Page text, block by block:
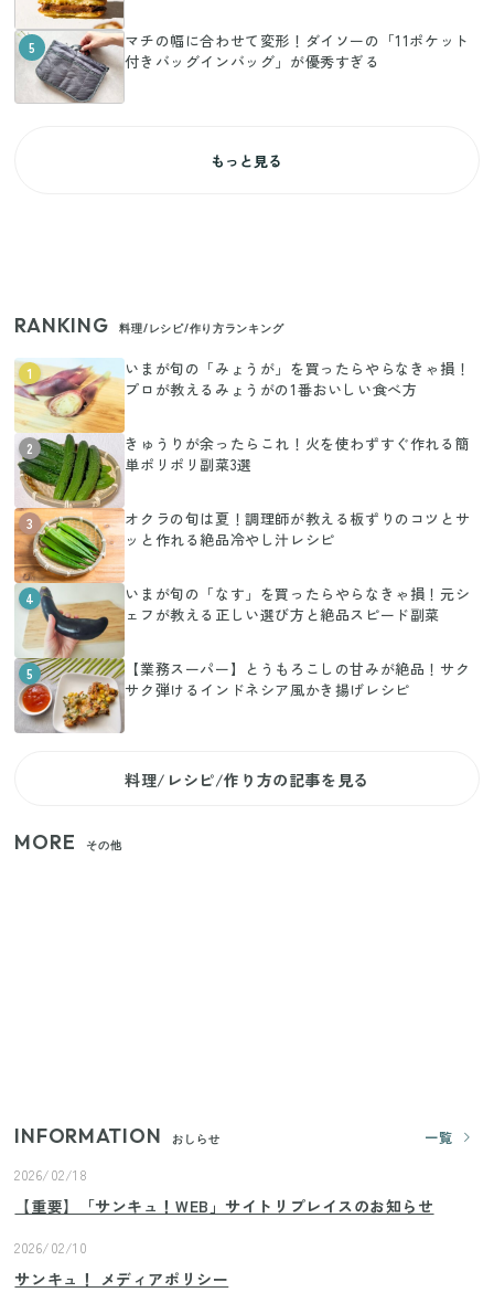
5
マチの幅に合わせて変形！ダイソーの「11ポケット
付きバッグインバッグ」が優秀すぎる
もっと見る
RANKING 料理/レシピ/作り方ランキング
1
いまが旬の「みょうが」を買ったらやらなきゃ損！
プロが教えるみょうがの1番おいしい食べ方
2
きゅうりが余ったらこれ！火を使わずすぐ作れる簡
単ポリポリ副菜3選
3
オクラの旬は夏！調理師が教える板ずりのコツとサ
ッと作れる絶品冷やし汁レシピ
4
いまが旬の「なす」を買ったらやらなきゃ損！元シ
ェフが教える正しい選び方と絶品スピード副菜
5
【業務スーパー】とうもろこしの甘みが絶品！サク
サク弾けるインドネシア風かき揚げレシピ
料理/レシピ/作り方の記事を見る
MORE その他
INFORMATION おしらせ
一覧
2026/02/18
【重要】「サンキュ！WEB」サイトリプレイスのお知らせ
2026/02/10
サンキュ！ メディアポリシー